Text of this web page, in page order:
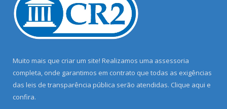
Muito mais que criar um site! Realizamos uma assessoria
completa, onde garantimos em contrato que todas as exigências
das leis de transparência pública serão atendidas. Clique aqui e
confira.